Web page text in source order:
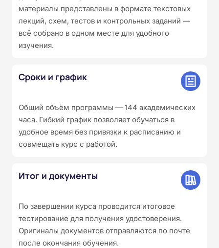
материалы представлены в формате текстовых
лекций, схем, тестов и контрольных заданий —
всё собрано в одном месте для удобного
изучения.
Сроки и график
Общий объём программы — 144 академических
часа. Гибкий график позволяет обучаться в
удобное время без привязки к расписанию и
совмещать курс с работой.
Итог и документы
По завершении курса проводится итоговое
тестирование для получения удостоверения.
Оригиналы документов отправляются по почте
после окончания обучения.